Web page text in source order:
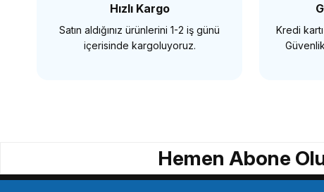
SEPETE EKLE
2.638,94 TL
Hızlı Kargo
Satın aldığınız ürünlerini 1-2 iş günü
içerisinde kargoluyoruz.
Kredi
Hemen Abone